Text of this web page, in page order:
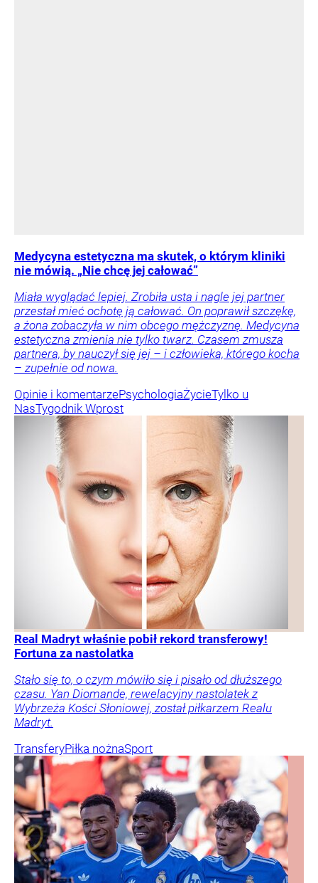
Medycyna estetyczna ma skutek, o którym kliniki
nie mówią. „Nie chcę jej całować”
Miała wyglądać lepiej. Zrobiła usta i nagle jej partner
przestał mieć ochotę ją całować. On poprawił szczękę,
a żona zobaczyła w nim obcego mężczyznę. Medycyna
estetyczna zmienia nie tylko twarz. Czasem zmusza
partnera, by nauczył się jej – i człowieka, którego kocha
– zupełnie od nowa.
Opinie i komentarzePsychologiaŻycieTylko u
NasTygodnik Wprost
Real Madryt właśnie pobił rekord transferowy!
Fortuna za nastolatka
Stało się to, o czym mówiło się i pisało od dłuższego
czasu. Yan Diomande, rewelacyjny nastolatek z
Wybrzeża Kości Słoniowej, został piłkarzem Realu
Madryt.
TransferyPiłka nożnaSport